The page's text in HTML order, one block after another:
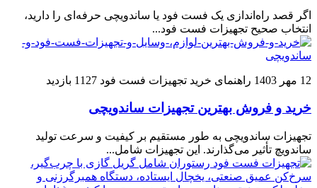
اگر قصد راه‌اندازی یک فست فود یا ساندویچی حرفه‌ای را دارید،
انتخاب صحیح تجهیزات فست فود...
12 مهر 1403 راهنمای خرید تجهیزات فست فود 1127 بازدید
خرید و فروش بهترین تجهیزات ساندویچی
تجهیزات ساندویچی به طور مستقیم بر کیفیت و سرعت تولید
ساندویچ تأثیر می‌گذارند. این تجهیزات شامل...